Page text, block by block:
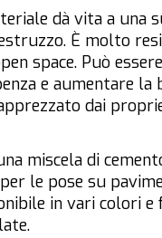
dà vita a una
È molto
space. Può
e aumentare
dai
miscela di
le pose su
in vari colori e